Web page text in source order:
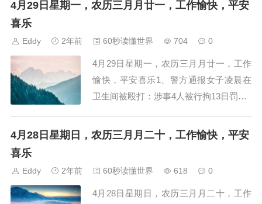
4月29日星期一，农历三月月廿一，工作愉快，平安
喜乐
Eddy 2年前 60秒读懂世界 704 0
4月29日星期一，农历三月月廿一，工作
愉快，平安喜乐1、警方通报女子凌晨在
卫生间被殴打：涉事4人被行拘13日罚款1
号称7天摘掉近视镜，或狂揽超10亿元3、
4月28日星期日，农历三月月二十，工作愉快，平安
喜乐
Eddy 2年前 60秒读懂世界 618 0
4月28日星期日，农历三月月二十，工作